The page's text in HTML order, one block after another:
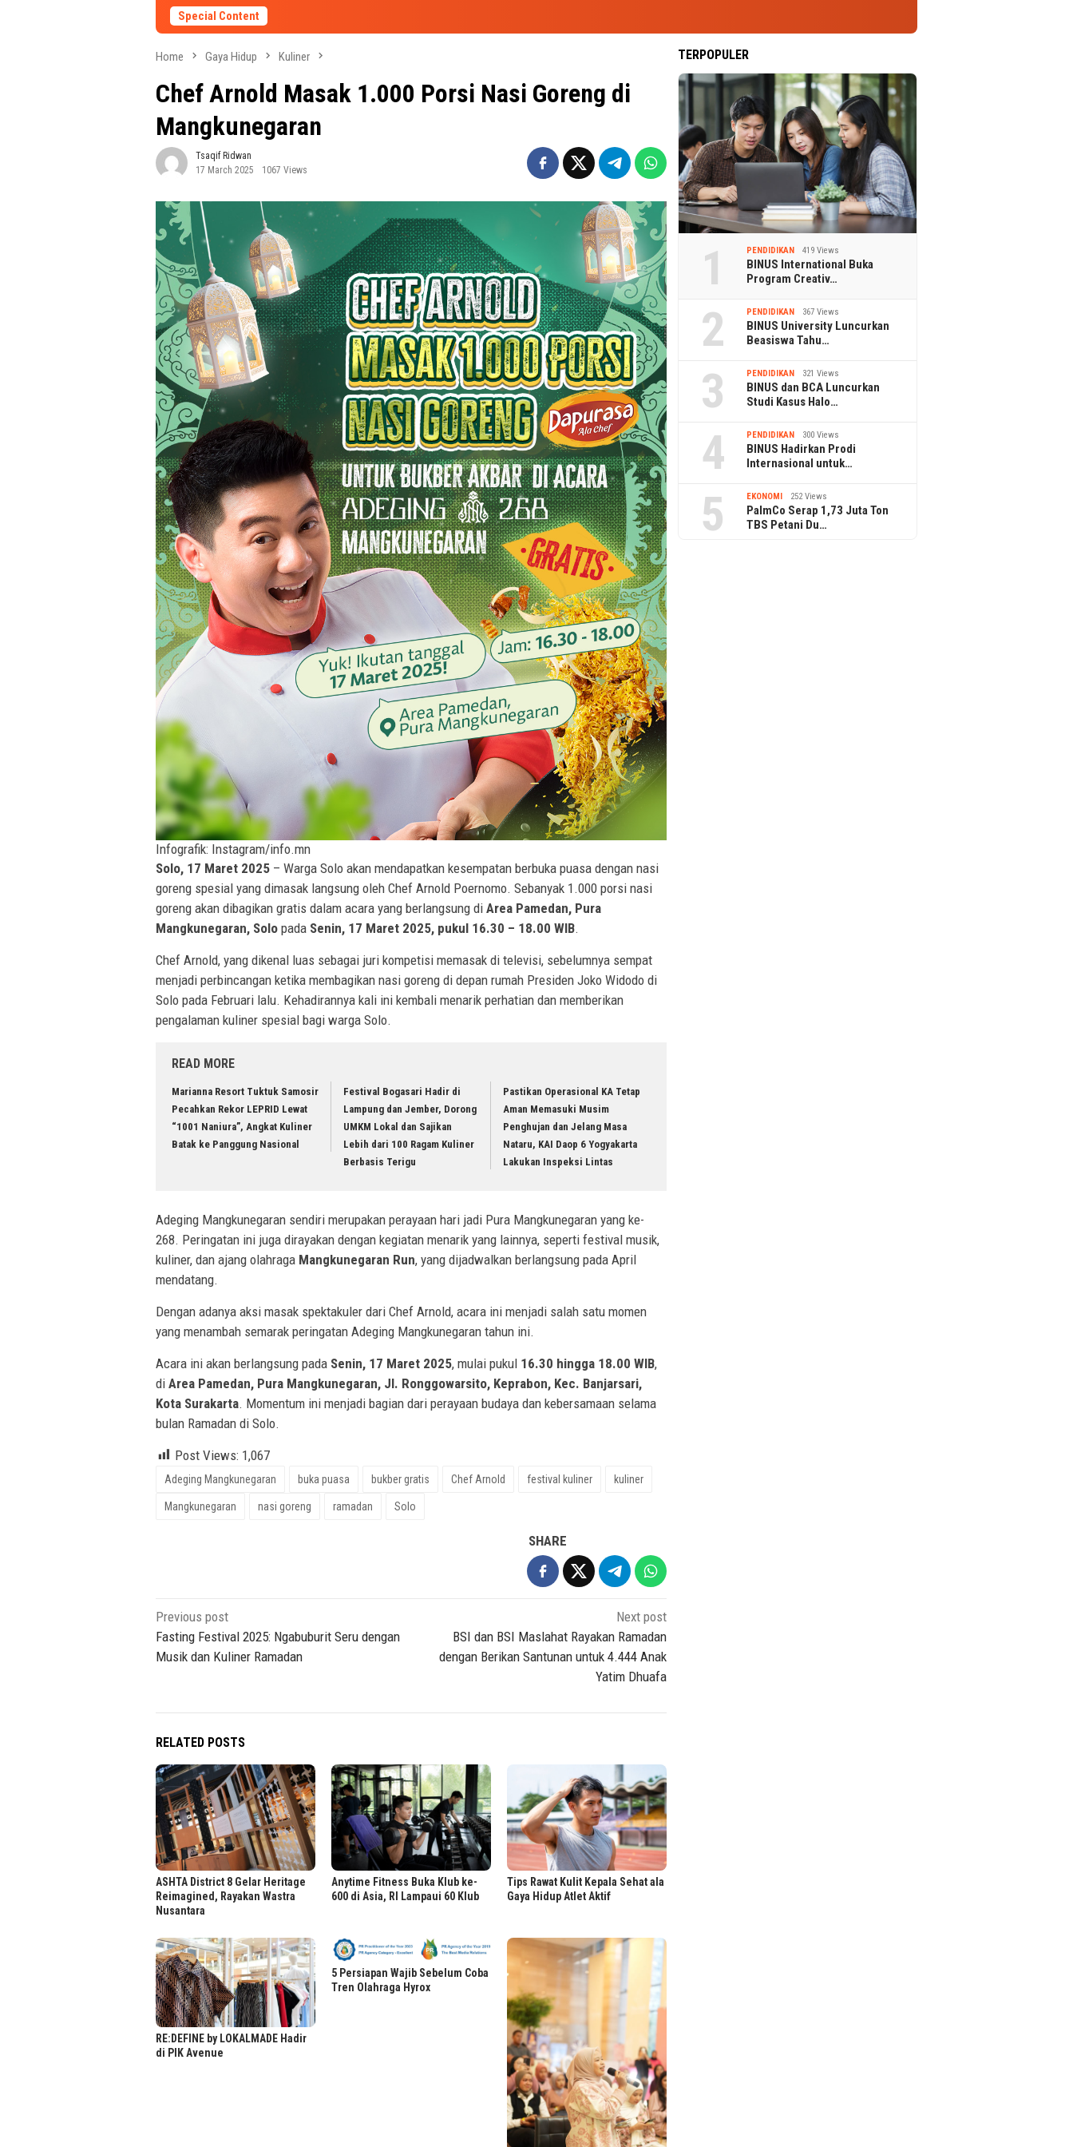
Special Content
Home Gaya Hidup Kuliner
Chef Arnold Masak 1.000 Porsi Nasi Goreng di
Mangkunegaran
Tsaqif Ridwan
17 March 2025
1067 Views
Infografik: Instagram/info.mn
Solo, 17 Maret 2025 – Warga Solo akan mendapatkan kesempatan berbuka puasa dengan nasi
goreng spesial yang dimasak langsung oleh Chef Arnold Poernomo. Sebanyak 1.000 porsi nasi
goreng akan dibagikan gratis dalam acara yang berlangsung di Area Pamedan, Pura
Mangkunegaran, Solo pada Senin, 17 Maret 2025, pukul 16.30 – 18.00 WIB.
Chef Arnold, yang dikenal luas sebagai juri kompetisi memasak di televisi, sebelumnya sempat
menjadi perbincangan ketika membagikan nasi goreng di depan rumah Presiden Joko Widodo di
Solo pada Februari lalu. Kehadirannya kali ini kembali menarik perhatian dan memberikan
pengalaman kuliner spesial bagi warga Solo.
READ MORE
Marianna Resort Tuktuk Samosir
Pecahkan Rekor LEPRID Lewat
“1001 Naniura”, Angkat Kuliner
Batak ke Panggung Nasional
Festival Bogasari Hadir di
Lampung dan Jember, Dorong
UMKM Lokal dan Sajikan
Lebih dari 100 Ragam Kuliner
Berbasis Terigu
Pastikan Operasional KA Tetap
Aman Memasuki Musim
Penghujan dan Jelang Masa
Nataru, KAI Daop 6 Yogyakarta
Lakukan Inspeksi Lintas
Adeging Mangkunegaran sendiri merupakan perayaan hari jadi Pura Mangkunegaran yang ke-
268. Peringatan ini juga dirayakan dengan kegiatan menarik yang lainnya, seperti festival musik,
kuliner, dan ajang olahraga Mangkunegaran Run, yang dijadwalkan berlangsung pada April
mendatang.
Dengan adanya aksi masak spektakuler dari Chef Arnold, acara ini menjadi salah satu momen
yang menambah semarak peringatan Adeging Mangkunegaran tahun ini.
Acara ini akan berlangsung pada Senin, 17 Maret 2025, mulai pukul 16.30 hingga 18.00 WIB,
di Area Pamedan, Pura Mangkunegaran, Jl. Ronggowarsito, Keprabon, Kec. Banjarsari,
Kota Surakarta. Momentum ini menjadi bagian dari perayaan budaya dan kebersamaan selama
bulan Ramadan di Solo.
Post Views: 1,067
Adeging Mangkunegaran buka puasa bukber gratis Chef Arnold festival kuliner kuliner
Mangkunegaran nasi goreng ramadan Solo
SHARE
Post
navigation
Previous post
Fasting Festival 2025: Ngabuburit Seru dengan
Musik dan Kuliner Ramadan
Next post
BSI dan BSI Maslahat Rayakan Ramadan
dengan Berikan Santunan untuk 4.444 Anak
Yatim Dhuafa
RELATED POSTS
ASHTA District 8 Gelar Heritage
Reimagined, Rayakan Wastra
Nusantara
Anytime Fitness Buka Klub ke-
600 di Asia, RI Lampaui 60 Klub
Tips Rawat Kulit Kepala Sehat ala
Gaya Hidup Atlet Aktif
RE:DEFINE by LOKALMADE Hadir
di PIK Avenue
5 Persiapan Wajib Sebelum Coba
Tren Olahraga Hyrox
TERPOPULER
1 PENDIDIKAN 419 Views
BINUS International Buka
Program Creativ…
2 PENDIDIKAN 367 Views
BINUS University Luncurkan
Beasiswa Tahu…
3 PENDIDIKAN 321 Views
BINUS dan BCA Luncurkan
Studi Kasus Halo…
4 PENDIDIKAN 300 Views
BINUS Hadirkan Prodi
Internasional untuk…
5 EKONOMI 252 Views
PalmCo Serap 1,73 Juta Ton
TBS Petani Du…